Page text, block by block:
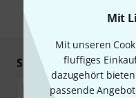
Mit
Mit unseren
fluffiges
dazugehört
passende
Sicher einkaufen &